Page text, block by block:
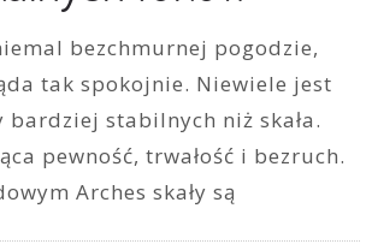
bezchmurnej pogodzie,
tak spokojnie. Niewiele jest
bardziej stabilnych niż skała.
pewność, trwałość i bezruch.
Arches skały są